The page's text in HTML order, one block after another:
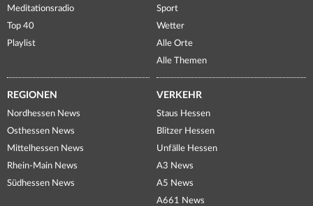
Meditationsradio
Top 40
Playlist
Sport
Wetter
Alle Orte
Alle Themen
REGIONEN
Nordhessen News
Osthessen News
Mittelhessen News
Rhein-Main News
Südhessen News
VERKEHR
Staus Hessen
Blitzer Hessen
Unfälle Hessen
A3 News
A5 News
A661 News